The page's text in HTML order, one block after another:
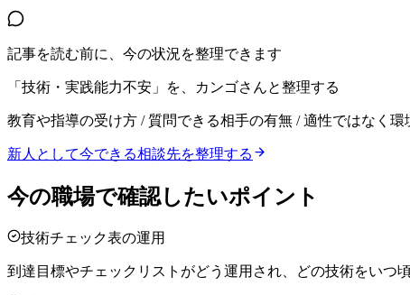
記事を読む前に、今の状況を整理できます
「技術・実践能力不安」を、カンゴさんと整理する
教育や指導の受け方 / 質問できる相手の有無 / 適性ではなく環
新人として今できる相談先を整理する
今の職場で確認したいポイント
技術チェック表の運用
到達目標やチェックリストがどう運用され、どの技術をいつ